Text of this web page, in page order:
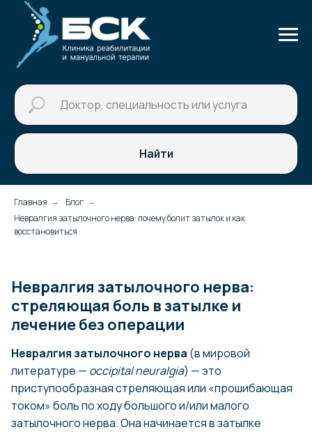
Найти
Главная → Блог →
Невралгия затылочного нерва: почему болит затылок и как
восстановиться
Невралгия затылочного нерва:
стреляющая боль в затылке и
лечение без операции
Невралгия затылочного нерва (в мировой
литературе — occipital neuralgia) — это
приступообразная стреляющая или «прошибающая
током» боль по ходу большого и/или малого
затылочного нерва. Она начинается в затылке